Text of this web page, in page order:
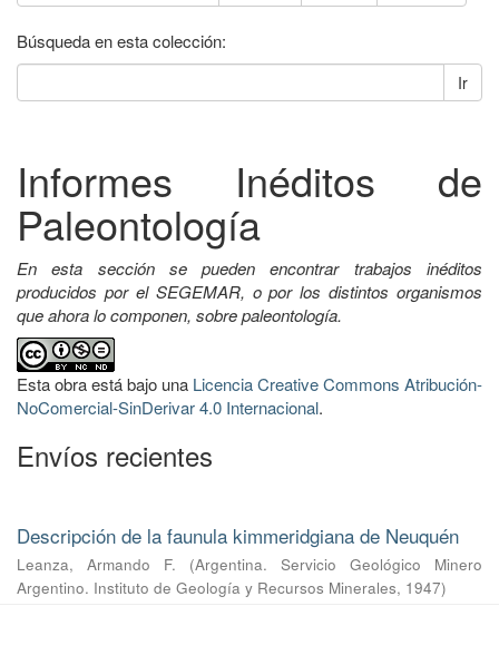
Búsqueda en esta colección:
Ir
Informes Inéditos de
Paleontología
En esta sección se pueden encontrar trabajos inéditos
producidos por el SEGEMAR, o por los distintos organismos
que ahora lo componen, sobre paleontología.
Esta obra está bajo una Licencia Creative Commons Atribución-
NoComercial-SinDerivar 4.0 Internacional.
Envíos recientes
Descripción de la faunula kimmeridgiana de Neuquén
Leanza, Armando F. (Argentina. Servicio Geológico Minero
Argentino. Instituto de Geología y Recursos Minerales, 1947)